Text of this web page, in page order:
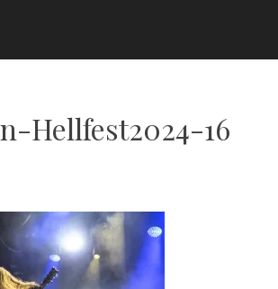
Hellfest2024-16